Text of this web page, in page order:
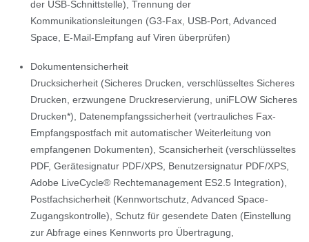
der USB-Schnittstelle), Trennung der
Kommunikationsleitungen (G3-Fax, USB-Port, Advanced
Space, E-Mail-Empfang auf Viren überprüfen)
Dokumentensicherheit
Drucksicherheit (Sicheres Drucken, verschlüsseltes Sicheres
Drucken, erzwungene Druckreservierung, uniFLOW Sicheres
Drucken*), Datenempfangssicherheit (vertrauliches Fax-
Empfangspostfach mit automatischer Weiterleitung von
empfangenen Dokumenten), Scansicherheit (verschlüsseltes
PDF, Gerätesignatur PDF/XPS, Benutzersignatur PDF/XPS,
Adobe LiveCycle® Rechtemanagement ES2.5 Integration),
Postfachsicherheit (Kennwortschutz, Advanced Space-
Zugangskontrolle), Schutz für gesendete Daten (Einstellung
zur Abfrage eines Kennworts pro Übertragung,